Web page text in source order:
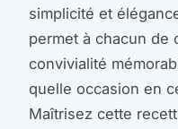
simplicité et
permet à chacun de
convivialité
quelle occasion en
Maîtrisez cette